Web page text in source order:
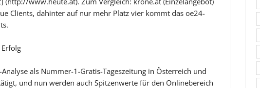
Clients, dahinter auf nur mehr Platz vier kommt das oe24-
als Nummer-1-Gratis-Tageszeitung in Österreich und
und nun werden auch Spitzenwerte für den Onlinebereich